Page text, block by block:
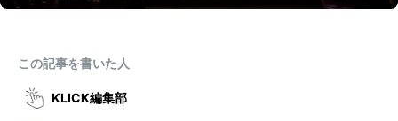
この記事を書いた人
KLICK編集部